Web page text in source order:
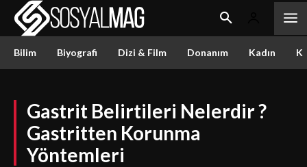
Bilim Biyografi Dizi & Film Donanım Kadın
Gastrit Belirtileri Nelerdir ?
Gastritten Korunma
Yöntemleri